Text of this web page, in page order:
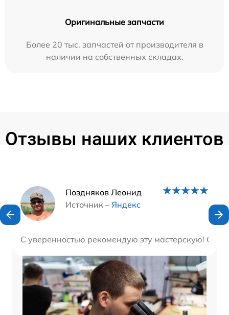
Оригинальные запчасти
Более 20 тыс. запчастей от производителя в
наличии на собственных складах.
Отзывы наших клиентов
Поздняков Леонид
Источник – Яндекс
С уверенностью рекомендую эту мастерскую! Они
Наши мастера